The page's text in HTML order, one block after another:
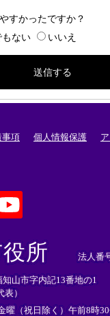
すかったですか？
もない いいえ
事項 個人情報保護
外
部
所 法人番
山市字内記13番地の1
表）
曜（祝日除く）午前8時